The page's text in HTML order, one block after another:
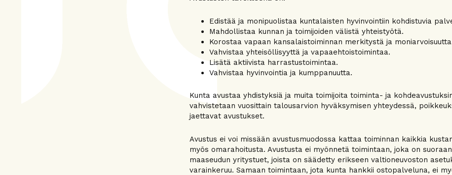
Edistää ja monipuolistaa kuntalaisten hyvinvointiin kohdistuvia
Mahdollistaa kunnan ja toimijoiden välistä yhteistyötä.
Korostaa vapaan kansalaistoiminnan merkitystä ja
Vahvistaa yhteisöllisyyttä ja vapaaehtoistoimintaa.
Lisätä aktiivista harrastustoimintaa.
Vahvistaa hyvinvointia ja kumppanuutta.
Kunta avustaa yhdistyksiä ja muita toimijoita toiminta- ja
vahvistetaan vuosittain talousarvion hyväksymisen yhteydessä,
jaettavat avustukset.
Avustus ei voi missään avustusmuodossa kattaa toiminnan kaikkia
myös omarahoitusta. Avustusta ei myönnetä toimintaan, joka on
maaseudun yritystuet, joista on säädetty erikseen valtioneuvoston
varainkeruu. Samaan toimintaan, jota kunta hankkii ostopalveluna, ei